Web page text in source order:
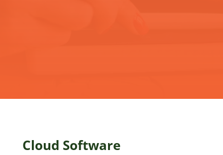
Cloud Software